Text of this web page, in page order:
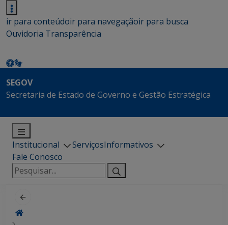
ir para conteúdoir para navegaçãoir para busca
Ouvidoria Transparência
SEGOV
Secretaria de Estado de Governo e Gestão Estratégica
Institucional ServiçosInformativos
Fale Conosco
Pesquisar
por: